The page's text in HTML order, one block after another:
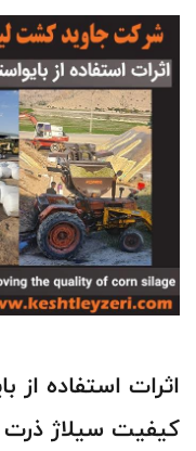
اثرات استفاده از
كيفيت سيلاژ ذرت